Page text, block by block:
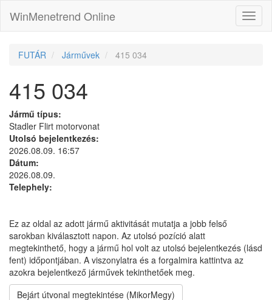
WinMenetrend Online
FUTÁR Járművek 415 034
415 034
Jármű típus:
Stadler Flirt motorvonat
Utolsó bejelentkezés:
2026.08.09. 16:57
Dátum:
2026.08.09.
Telephely:
Ez az oldal az adott jármű aktivitását mutatja a jobb felső
sarokban kiválasztott napon. Az utolsó pozíció alatt
megtekinthető, hogy a jármű hol volt az utolsó bejelentkezés (lásd
fent) időpontjában. A viszonylatra és a forgalmira kattintva az
azokra bejelentkező járművek tekinthetőek meg.
Bejárt útvonal megtekintése (MikorMegy)